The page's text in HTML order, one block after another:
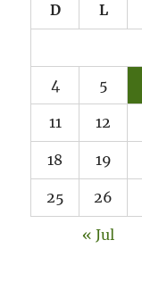
D L
4 5
11 12
18 19
25 26
« Jul